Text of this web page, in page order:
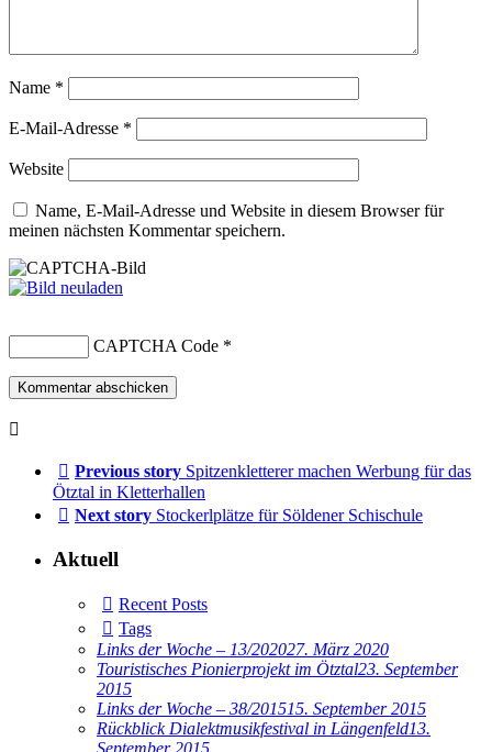
Name *
E-Mail-Adresse *
Website
Name, E-Mail-Adresse und Website in diesem Browser für
meinen nächsten Kommentar speichern.
CAPTCHA Code *
Previous story Spitzenkletterer machen Werbung für das
Ötztal in Kletterhallen
Next story Stockerlplätze für Söldener Schischule
Aktuell
Recent Posts
Tags
Links der Woche – 13/202027. März 2020
Touristisches Pionierprojekt im Ötztal23. September
2015
Links der Woche – 38/201515. September 2015
Rückblick Dialektmusikfestival in Längenfeld13.